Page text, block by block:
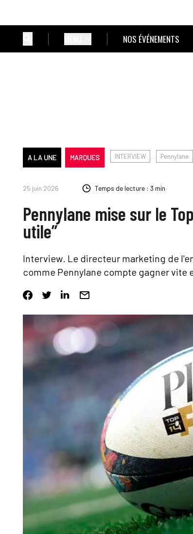
NOS ÉVÉNEMENTS
A LA UNE MARQUES INTERVIEW Pennylane
25 juin 2026 Temps de lecture : 3 min
Pennylane mise sur le
utile”
Interview. Le directeur marketing de
comme Pennylane compte gagner vite